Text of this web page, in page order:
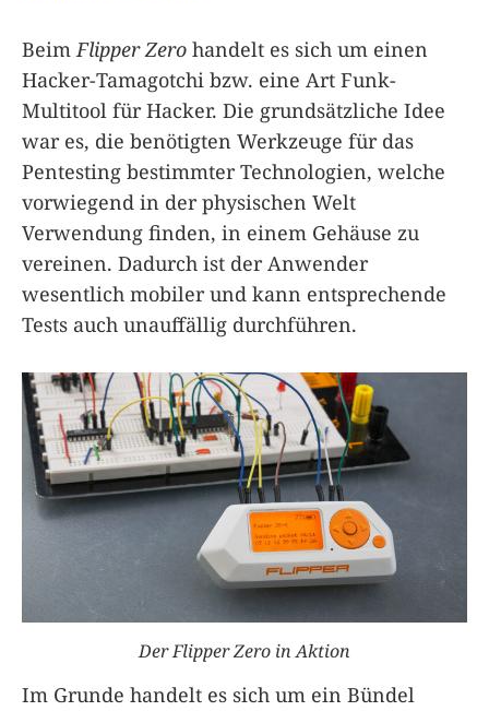
Beim Flipper Zero handelt es sich um einen
Hacker-Tamagotchi bzw. eine Art Funk-
Multitool für Hacker. Die grundsätzliche Idee
war es, die benötigten Werkzeuge für das
Pentesting bestimmter Technologien, welche
vorwiegend in der physischen Welt
Verwendung finden, in einem Gehäuse zu
vereinen. Dadurch ist der Anwender
wesentlich mobiler und kann entsprechende
Tests auch unauffällig durchführen.
Der Flipper Zero in Aktion
Im Grunde handelt es sich um ein Bündel